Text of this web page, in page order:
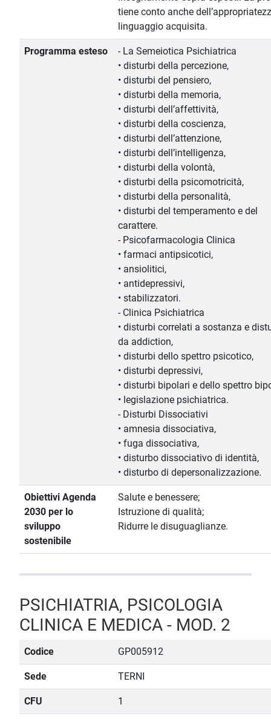
tiene conto anche
linguaggio acquisita.
Programma esteso
- La Semeiotica Psichiatrica
• disturbi della percezione,
• disturbi del pensiero,
• disturbi della memoria,
• disturbi dell’affettività,
• disturbi della coscienza,
• disturbi dell’attenzione,
• disturbi dell’intelligenza,
• disturbi della volontà,
• disturbi della psicomotricità,
• disturbi della personalità,
• disturbi del temperamento e del
carattere.
- Psicofarmacologia Clinica
• farmaci antipsicotici,
• ansiolitici,
• antidepressivi,
• stabilizzatori.
- Clinica Psichiatrica
• disturbi correlati a sostanza e
da addiction,
• disturbi dello spettro psicotico,
• disturbi depressivi,
• disturbi bipolari e dello spettro
• legislazione psichiatrica.
- Disturbi Dissociativi
• amnesia dissociativa,
• fuga dissociativa,
• disturbo dissociativo di identità,
• disturbo di depersonalizzazione.
Obiettivi Agenda
2030 per lo
sviluppo
sostenibile
Salute e benessere;
Istruzione di qualità;
Ridurre le disuguaglianze.
PSICHIATRIA, PSICOLOGIA
CLINICA E MEDICA - MOD. 2
Codice GP005912
Sede TERNI
CFU 1